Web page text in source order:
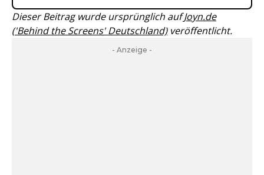
Dieser Beitrag wurde ursprünglich aufJoyn.de
('Behind the Screens' Deutschland)veröffentlicht.
- Anzeige -